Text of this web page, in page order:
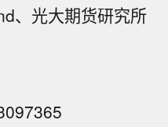
、光大期货研究所